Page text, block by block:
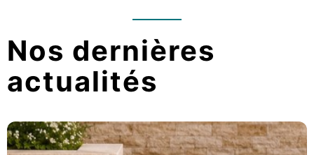
Nos dernières
actualités